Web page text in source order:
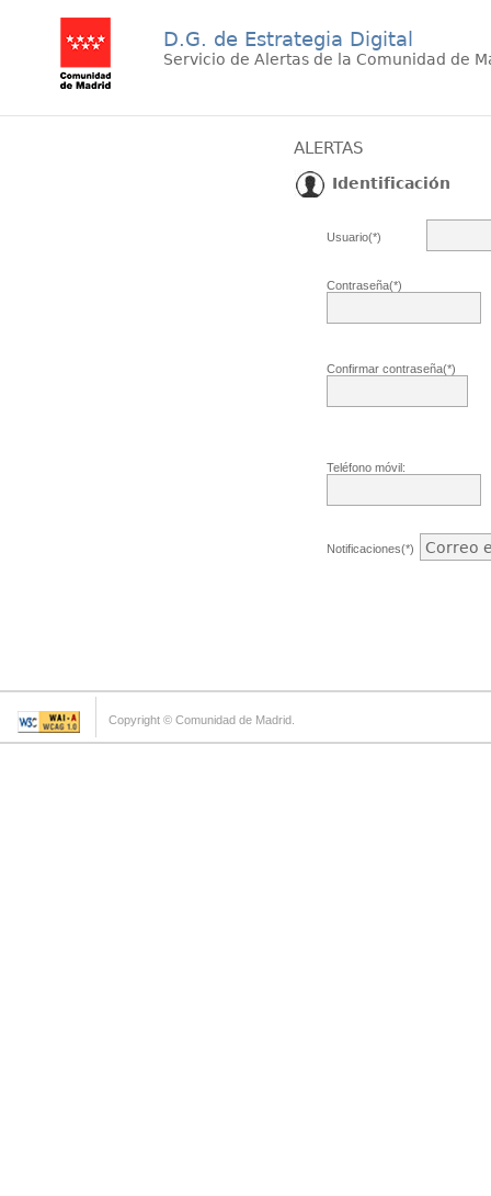
D.G. de Estrategia Digital
Servicio de Alertas de la Comunidad de
ALERTAS
Identificación
Usuario(*)
Contraseña(*)
Confirmar contraseña(*)
Teléfono móvil:
Notificaciones(*)
Copyright © Comunidad de Madrid.